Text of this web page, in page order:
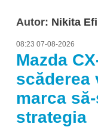
Autor: Nikita
08:23 07-08-2026
Mazda
scăderea
marca
strategia